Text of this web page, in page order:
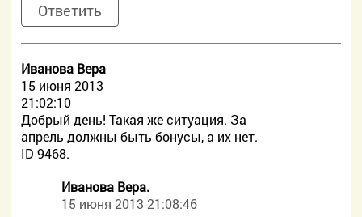
Ответить
Иванова Вера
15 июня 2013
21:02:10
Добрый день! Такая же ситуация. За
апрель должны быть бонусы, а их нет.
ID 9468.
Иванова Вера.
15 июня 2013 21:08:46